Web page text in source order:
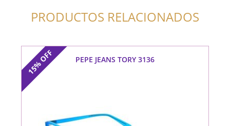
PRODUCTOS RELACIONADOS
15%
OFF PEPE JEANS TORY 3136